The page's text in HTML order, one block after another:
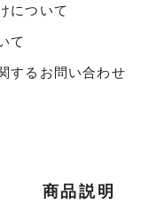
について
て
するお問い合わせ
商品説明